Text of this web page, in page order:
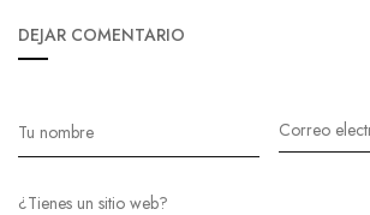
DEJAR COMENTARIO